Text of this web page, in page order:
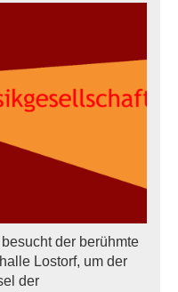
der berühmte
Lostorf, um der
der